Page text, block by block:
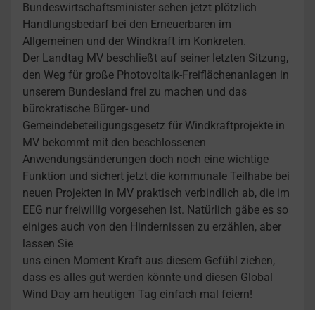
Bundeswirtschaftsminister sehen jetzt plötzlich
Handlungsbedarf bei den Erneuerbaren im
Allgemeinen und der Windkraft im Konkreten.
Der Landtag MV beschließt auf seiner letzten Sitzung,
den Weg für große Photovoltaik-Freiflächenanlagen in
unserem Bundesland frei zu machen und das
bürokratische Bürger- und
Gemeindebeteiligungsgesetz für Windkraftprojekte in
MV bekommt mit den beschlossenen
Anwendungsänderungen doch noch eine wichtige
Funktion und sichert jetzt die kommunale Teilhabe bei
neuen Projekten in MV praktisch verbindlich ab, die im
EEG nur freiwillig vorgesehen ist. Natürlich gäbe es so
einiges auch von den Hindernissen zu erzählen, aber
lassen Sie
uns einen Moment Kraft aus diesem Gefühl ziehen,
dass es alles gut werden könnte und diesen Global
Wind Day am heutigen Tag einfach mal feiern!